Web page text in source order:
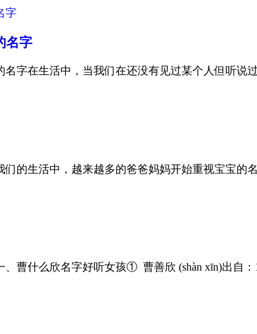
名字
名字在生活中，当我们在还没有见过某个人但听
们的生活中，越来越多的爸爸妈妈开始重视宝宝
、曹什么欣名字好听女孩① 曹善欣 (shàn xīn)出